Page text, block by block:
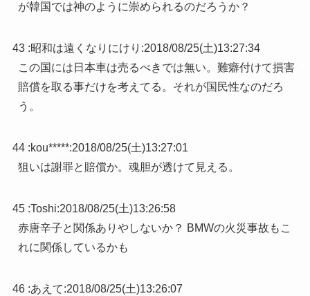
が韓国では神のように崇められるのだろうか？
43 :昭和は遠くなりにけり :2018/08/25(土)13:27:34
この国には日本車は売るべきでは無い。難癖付けて損害
賠償を取る事だけを考えてる。それが国民性なのだろ
う。
44 :kou*****:2018/08/25(土)13:27:01
狙いは謝罪と賠償か。魂胆が透けて見える。
45 :Toshi:2018/08/25(土)13:26:58
赤唐辛子と関係ありやしないか？ BMWの火災事故もこ
れに関係しているかも
46 :あえて:2018/08/25(土)13:26:07